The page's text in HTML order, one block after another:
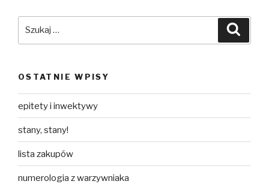
OSTATNIE WPISY
epitety i inwektywy
stany, stany!
lista zakupów
numerologia z warzywniaka